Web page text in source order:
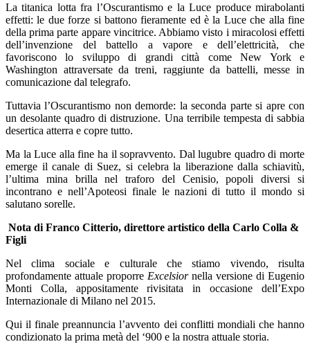
La titanica lotta fra l’Oscurantismo e la Luce produce mirabolanti
effetti: le due forze si battono fieramente ed è la Luce che alla fine
della prima parte appare vincitrice. Abbiamo visto i miracolosi effetti
dell’invenzione del battello a vapore e dell’elettricità, che
favoriscono lo sviluppo di grandi città come New York e
Washington attraversate da treni, raggiunte da battelli, messe in
comunicazione dal telegrafo.
Tuttavia l’Oscurantismo non demorde: la seconda parte si apre con
un desolante quadro di distruzione. Una terribile tempesta di sabbia
desertica atterra e copre tutto.
Ma la Luce alla fine ha il sopravvento. Dal lugubre quadro di morte
emerge il canale di Suez, si celebra la liberazione dalla schiavitù,
l’ultima mina brilla nel traforo del Cenisio, popoli diversi si
incontrano e nell’Apoteosi finale le nazioni di tutto il mondo si
salutano sorelle.
Nota di Franco Citterio, direttore artistico della Carlo Colla &
Figli
Nel clima sociale e culturale che stiamo vivendo, risulta
profondamente attuale proporre Excelsiornella versione di Eugenio
Monti Colla, appositamente rivisitata in occasione dell’Expo
Internazionale di Milano nel 2015.
Qui il finale preannuncia l’avvento dei conflitti mondiali che hanno
condizionato la prima metà del ‘900 e la nostra attuale storia.